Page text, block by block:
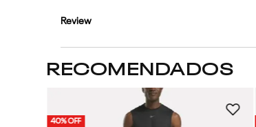
Review
RECOMENDADOS
40% OFF